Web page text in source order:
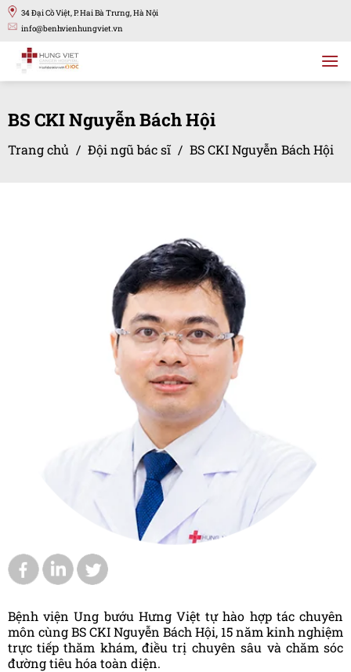
Bỏ
qua
dung
34 Đại Cồ Việt, P. Hai Bà Trưng, Hà Nội
info@benhvienhungviet.vn
BS CKI Nguyễn Bách Hội
Trang chủ / Đội ngũ bác sĩ / BS CKI Nguyễn Bách Hội
Bệnh viện Ung bướu Hưng Việt tự hào hợp tác chuyên
môn cùng BS CKI Nguyễn Bách Hội, 15 năm kinh nghiệm
trực tiếp thăm khám, điều trị chuyên sâu và chăm sóc
đường tiêu hóa toàn diện.